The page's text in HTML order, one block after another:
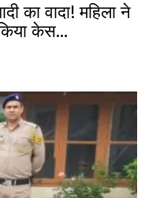
का वादा! महिला ने
केस…